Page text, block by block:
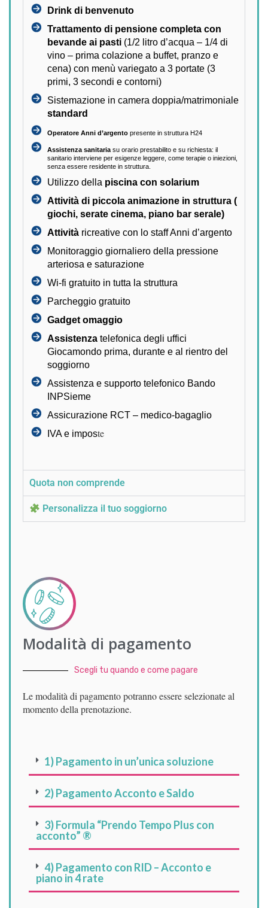
Drink di benvenuto
Trattamento di pensione completa con
bevande ai pasti (1/2 litro d’acqua – 1/4 di
vino – prima colazione a buffet, pranzo e
cena) con menù variegato a 3 portate (3
primi, 3 secondi e contorni)
Sistemazione in camera doppia/matrimoniale
standard
Operatore Anni d’argento presente in struttura H24
Assistenza sanitaria su orario prestabilito e su richiesta: il
sanitario interviene per esigenze leggere, come terapie o iniezioni,
senza essere residente in struttura.
Utilizzo della piscina con solarium
Attività di piccola animazione in struttura (
giochi, serate cinema, piano bar serale)
Attività ricreative con lo staff Anni d’argento
Monitoraggio giornaliero della pressione
arteriosa e saturazione
Wi-fi gratuito in tutta la struttura
Parcheggio gratuito
Gadget omaggio
Assistenza telefonica degli uffici
Giocamondo prima, durante e al rientro del
soggiorno
Assistenza e supporto telefonico Bando
INPSieme
Assicurazione RCT – medico-bagaglio
IVA e imposte
Quota non comprende
Personalizza il tuo soggiorno
Modalità di pagamento
Scegli tu quando e come pagare
Le modalità di pagamento potranno essere selezionate al
momento della prenotazione.
1) Pagamento in un’unica soluzione
2) Pagamento Acconto e Saldo
3) Formula “Prendo Tempo Plus con
acconto” ®
4) Pagamento con RID – Acconto e
piano in 4 rate